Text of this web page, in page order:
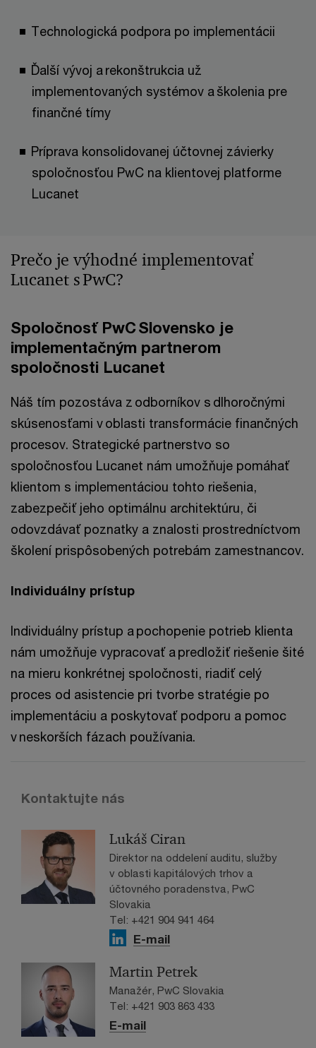
Technologická podpora po implementácii
Ďalší vývoj a rekonštrukcia už
implementovaných systémov a školenia pre
finančné tímy
Príprava konsolidovanej účtovnej závierky
spoločnosťou PwC na klientovej platforme
Lucanet
Prečo je výhodné implementovať
Lucanet s PwC?
Spoločnosť PwC Slovensko je
implementačným partnerom
spoločnosti Lucanet
Náš tím pozostáva z odborníkov s dlhoročnými
skúsenosťami v oblasti transformácie finančných
procesov. Strategické partnerstvo so
spoločnosťou Lucanet nám umožňuje pomáhať
klientom s implementáciou tohto riešenia,
zabezpečiť jeho optimálnu architektúru, či
odovzdávať poznatky a znalosti prostredníctvom
školení prispôsobených potrebám zamestnancov.
Individuálny prístup
Individuálny prístup a pochopenie potrieb klienta
nám umožňuje vypracovať a predložiť riešenie šité
na mieru konkrétnej spoločnosti, riadiť celý
proces od asistencie pri tvorbe stratégie po
implementáciu a poskytovať podporu a pomoc
v neskorších fázach používania.
Kontaktujte nás
Lukáš Ciran
Direktor na oddelení auditu, služby
v oblasti kapitálových trhov a
účtovného poradenstva, PwC
Slovakia
Tel: +421 904 941 464
E-mail
Martin Petrek
Manažér, PwC Slovakia
Tel: +421 903 863 433
E-mail